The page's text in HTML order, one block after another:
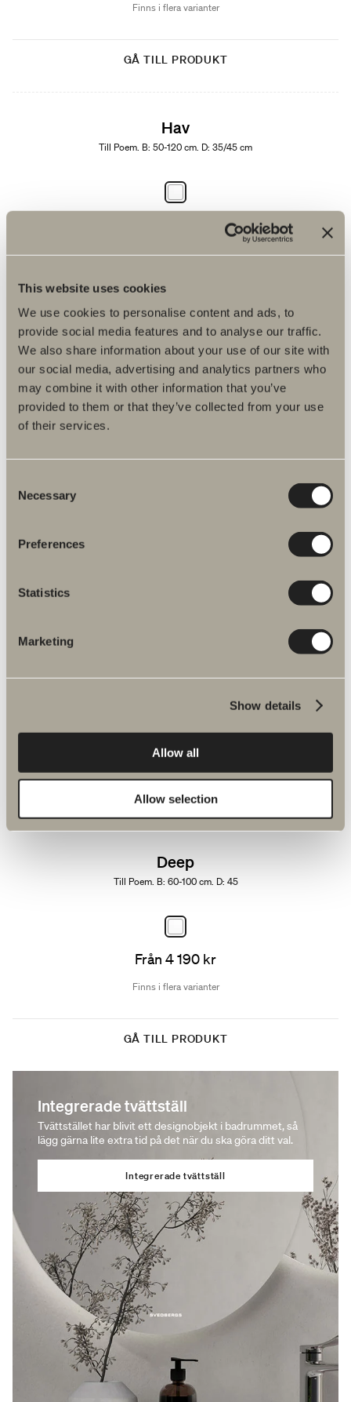
This website uses cookies
We use cookies to personalise content and ads, to
provide social media features and to analyse our traffic.
We also share information about your use of our site with
our social media, advertising and analytics partners who
may combine it with other information that you’ve
provided to them or that they’ve collected from your use
of their services.
Selection
Necessary
Preferences
Statistics
Marketing
Show details
Allow all
Allow selection
Finns i flera varianter
GÅ TILL PRODUKT
Hav
Till Poem. B: 50-120 cm. D: 35/45 cm
Finns i flera varianter
GÅ TILL PRODUKT
Ise
Traditionellt tvättställ i mineralkomposit med rejäl ho. Till Epos. B:
60-160 cm. D: 45.
Porslinstvättställ med rena raka linjer. Till Epos. B: 60-80 cm. D: 45
GÅ TILL PRODUKT
Deep
Till Poem. B: 60-100 cm. D: 45
Från 4 190 kr
Finns i flera varianter
GÅ TILL PRODUKT
Integrerade tvättställ
Tvättstället har blivit ett designobjekt i badrummet, så
lägg gärna lite extra tid på det när du ska göra ditt val.
Integrerade tvättställ